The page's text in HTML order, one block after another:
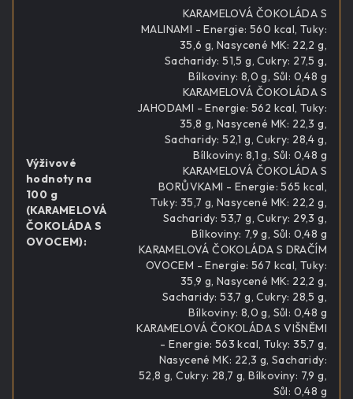
Výživové
hodnoty na
100 g
(KARAMELOVÁ
ČOKOLÁDA S
OVOCEM):
KARAMELOVÁ ČOKOLÁDA S
MALINAMI - Energie: 560 kcal, Tuky:
35,6 g, Nasycené MK: 22,2 g,
Sacharidy: 51,5 g, Cukry: 27,5 g,
Bílkoviny: 8,0 g, Sůl: 0,48 g
KARAMELOVÁ ČOKOLÁDA S
JAHODAMI - Energie: 562 kcal, Tuky:
35,8 g, Nasycené MK: 22,3 g,
Sacharidy: 52,1 g, Cukry: 28,4 g,
Bílkoviny: 8,1 g, Sůl: 0,48 g
KARAMELOVÁ ČOKOLÁDA S
BORŮVKAMI - Energie: 565 kcal,
Tuky: 35,7 g, Nasycené MK: 22,2 g,
Sacharidy: 53,7 g, Cukry: 29,3 g,
Bílkoviny: 7,9 g, Sůl: 0,48 g
KARAMELOVÁ ČOKOLÁDA S DRAČÍM
OVOCEM - Energie: 567 kcal, Tuky:
35,9 g, Nasycené MK: 22,2 g,
Sacharidy: 53,7 g, Cukry: 28,5 g,
Bílkoviny: 8,0 g, Sůl: 0,48 g
KARAMELOVÁ ČOKOLÁDA S VIŠNĚMI
- Energie: 563 kcal, Tuky: 35,7 g,
Nasycené MK: 22,3 g, Sacharidy:
52,8 g, Cukry: 28,7 g, Bílkoviny: 7,9 g,
Sůl: 0,48 g